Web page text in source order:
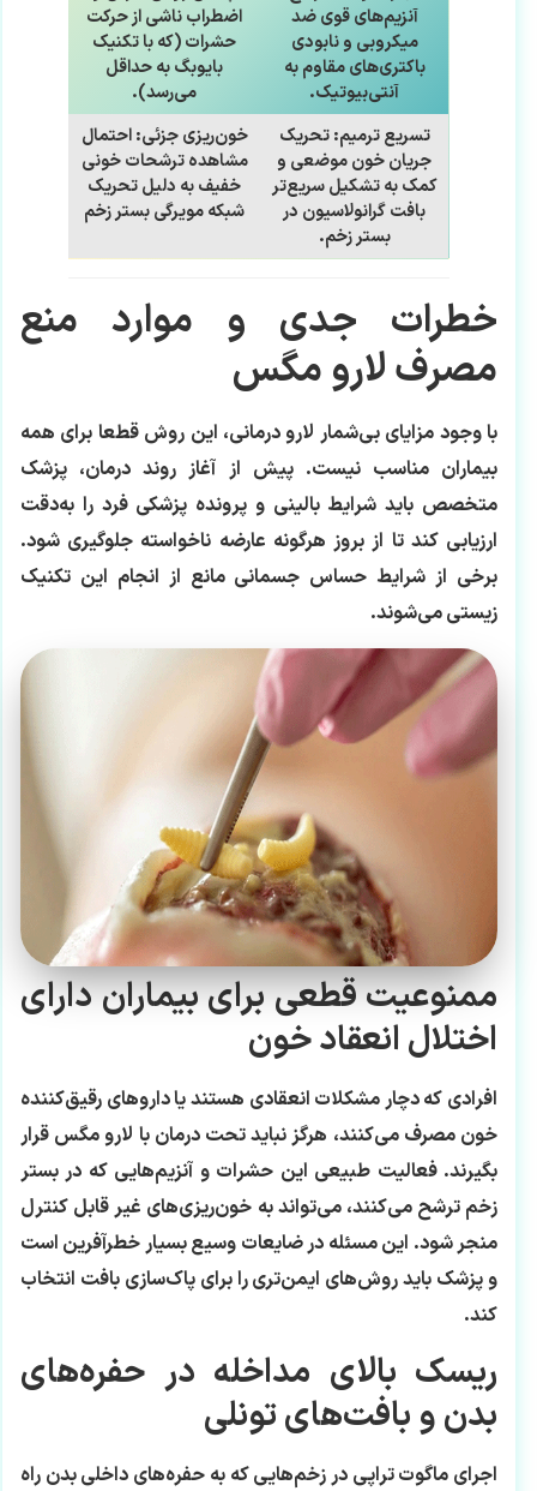
آنزیم‌های قوی ضد
میکروبی و نابودی
باکتری‌های مقاوم به
آنتی‌بیوتیک.
اضطراب ناشی از حرکت
حشرات (که با تکنیک
بایوبگ به حداقل
می‌رسد).
تسریع ترمیم:تحریک
جریان خون موضعی و
کمک به تشکیل سریع‌تر
بافت گرانولاسیون در
بستر زخم.
خون‌ریزی جزئی:احتمال
مشاهده ترشحات خونی
خفیف به دلیل تحریک
شبکه مویرگی بستر زخم
خطرات جدی و موارد منع
مصرف لارو مگس
با وجود مزایای بی‌شمار لارو درمانی، این روش قطعا برای همه
بیماران مناسب نیست. پیش از آغاز روند درمان، پزشک
متخصص باید شرایط بالینی و پرونده پزشکی فرد را به‌دقت
ارزیابی کند تا از بروز هرگونه عارضه ناخواسته جلوگیری شود.
برخی از شرایط حساس جسمانی مانع از انجام این تکنیک
زیستی می‌شوند.
ممنوعیت قطعی برای بیماران دارای
اختلال انعقاد خون
افرادی که دچار مشکلات انعقادی هستند یا داروهای رقیق‌کننده
خون مصرف می‌کنند، هرگز نباید تحت درمان با لارو مگس قرار
بگیرند. فعالیت طبیعی این حشرات و آنزیم‌هایی که در بستر
زخم ترشح می‌کنند، می‌تواند به خون‌ریزی‌های غیر قابل کنترل
منجر شود. این مسئله در ضایعات وسیع بسیار خطرآفرین است
و پزشک باید روش‌های ایمن‌تری را برای پاک‌سازی بافت انتخاب
کند.
ریسک بالای مداخله در حفره‌های
بدن و بافت‌های تونلی
اجرای ماگوت تراپی در زخم‌هایی که به حفره‌های داخلی بدن راه